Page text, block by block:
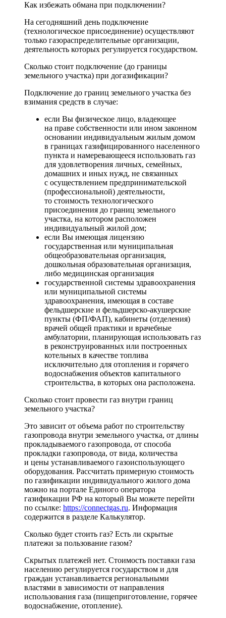
Как избежать обмана при подключении?
На сегодняшний день подключение
(технологическое присоединение) осуществляют
только газораспределительные организации,
деятельность которых регулируется государством.
Сколько стоит подключение (до границы
земельного участка) при догазификации?
Подключение до границ земельного участка без
взимания средств в случае:
если Вы физическое лицо, владеющее
на праве собственности или ином законном
основании индивидуальным жилым домом
в границах газифицированного населенного
пункта и намеревающееся использовать газ
для удовлетворения личных, семейных,
домашних и иных нужд, не связанных
с осуществлением предпринимательской
(профессиональной) деятельности,
то стоимость технологического
присоединения до границ земельного
участка, на котором расположен
индивидуальный жилой дом;
если Вы имеющая лицензию
государственная или муниципальная
общеобразовательная организация,
дошкольная образовательная организация,
либо медицинская организация
государственной системы здравоохранения
или муниципальной системы
здравоохранения, имеющая в составе
фельдшерские и фельдшерско-акушерские
пункты (ФП/ФАП), кабинеты (отделения)
врачей общей практики и врачебные
амбулатории, планирующая использовать газ
в реконструированных или построенных
котельных в качестве топлива
исключительно для отопления и горячего
водоснабжения объектов капитального
строительства, в которых она расположена.
Сколько стоит провести газ внутри границ
земельного участка?
Это зависит от объема работ по строительству
газопровода внутри земельного участка, от длины
прокладываемого газопровода, от способа
прокладки газопровода, от вида, количества
и цены устанавливаемого газоиспользующего
оборудования. Рассчитать примерную стоимость
по газификации индивидуального жилого дома
можно на портале Единого оператора
газификации РФ на который Вы можете перейти
по ссылке: https://connectgas.ru. Информация
содержится в разделе Калькулятор.
Сколько будет стоить газ? Есть ли скрытые
платежи за пользование газом?
Скрытых платежей нет. Стоимость поставки газа
населению регулируется государством и для
граждан устанавливается региональными
властями в зависимости от направления
использования газа (пищеприготовление, горячее
водоснабжение, отопление).